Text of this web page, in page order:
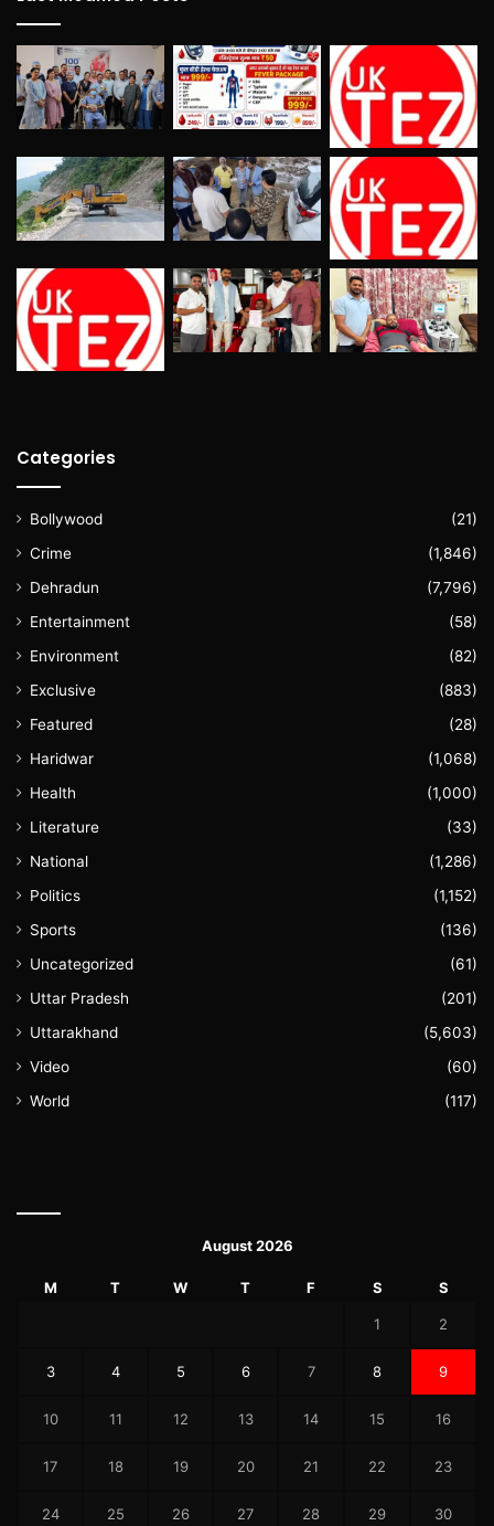
Categories
Bollywood
(21)
Crime
(1,846)
Dehradun
(7,796)
Entertainment
(58)
Environment
(82)
Exclusive
(883)
Featured
(28)
Haridwar
(1,068)
Health
(1,000)
Literature
(33)
National
(1,286)
Politics
(1,152)
Sports
(136)
Uncategorized
(61)
Uttar Pradesh
(201)
Uttarakhand
(5,603)
Video
(60)
World
(117)
August 2026
M T W T F S S
1 2
3 4 5 6 7 8 9
10 11 12 13 14 15 16
17 18 19 20 21 22 23
24 25 26 27 28 29 30